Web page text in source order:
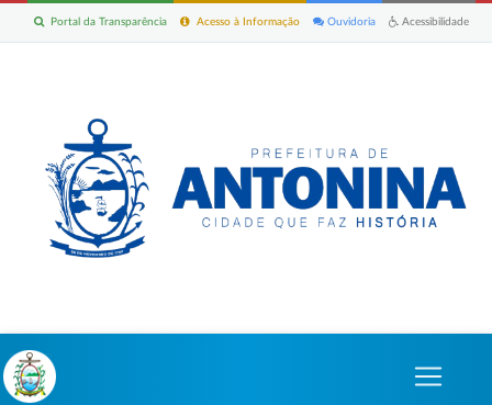
Acessibilidade
Ouvidoria
Acesso à Informação
Portal da Transparência